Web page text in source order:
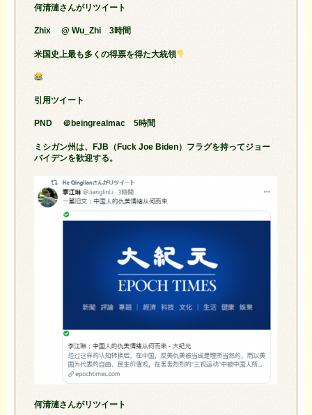
何清漣さんがリツイート
Zhix @ Wu_Zhi 3時間
米国史上最も多くの得票を得た大統領
引用ツイート
PND ＠beingrealmac 5時間
ミシガン州は、FJB（Fuck Joe Biden）フラグを持ってジョー
バイデンを歓迎する。
何清漣さんがリツイート